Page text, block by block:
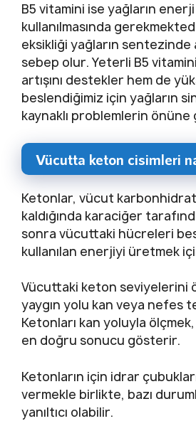
B5 vitamini ise yağların
kullanılmasında
eksikliği yağların sentezinde
sebep olur. Yeterli B5
artışını destekler hem de
beslendiğimiz için yağların
kaynaklı problemlerin önüne
Vücutta keton cisimleri
Ketonlar, vücut
kaldığında karaciğer
sonra vücuttaki hücreleri
kullanılan enerjiyi üretmek
Vücuttaki keton seviyelerini
yaygın yolu kan veya nefes
Ketonları kan yoluyla
en doğru sonucu gösterir.
Ketonların için idrar
vermekle birlikte, bazı
yanıltıcı olabilir.